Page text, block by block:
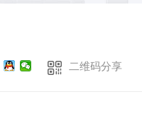
二维码分享